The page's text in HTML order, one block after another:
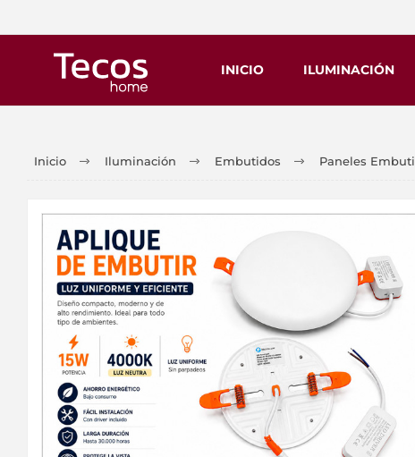
INICIO ILUMINACIÓN
Inicio Iluminación Embutidos Paneles